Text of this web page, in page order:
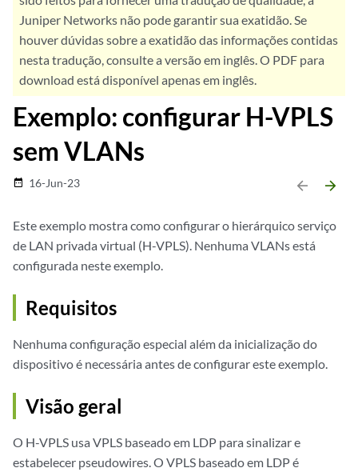
Juniper Networks não pode garantir sua exatidão. Se
houver dúvidas sobre a exatidão das informações contidas
nesta tradução, consulte a versão em inglês. O PDF para
download está disponível apenas em inglês.
Exemplo: configurar H-VPLS
sem VLANs
date_range 16-Jun-23 arrow_backward arrow_forward
Este exemplo mostra como configurar o hierárquico serviço
de LAN privada virtual (H-VPLS). Nenhuma VLANs está
configurada neste exemplo.
Requisitos
Nenhuma configuração especial além da inicialização do
dispositivo é necessária antes de configurar este exemplo.
Visão geral
O H-VPLS usa VPLS baseado em LDP para sinalizar e
estabelecer pseudowires. O VPLS baseado em LDP é